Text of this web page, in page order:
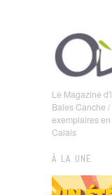
Le Magazine
Baies Canche
exemplaires
Calais
À LA UNE